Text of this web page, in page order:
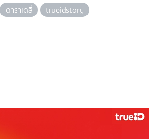
ดาราเดลี่ trueidstory